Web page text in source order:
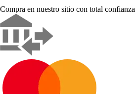
Compra en nuestro sitio con total confianza